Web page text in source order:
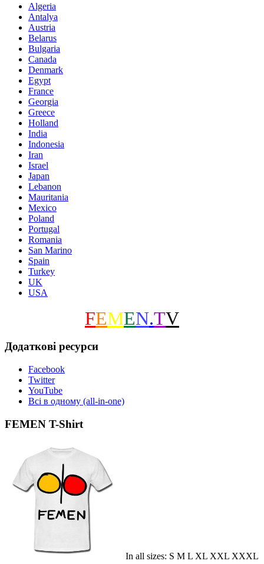
Algeria
Antalya
Austria
Belarus
Bulgaria
Canada
Denmark
Egypt
France
Georgia
Greece
Holland
India
Indonesia
Iran
Israel
Japan
Lebanon
Mauritania
Mexico
Poland
Portugal
Romania
San Marino
Spain
Turkey
UK
USA
FEMEN.TV
Додаткові ресурси
Facebook
Twitter
YouTube
Всі в одному (all-in-one)
FEMEN T-Shirt
In all sizes: S M L XL XXL XXXL